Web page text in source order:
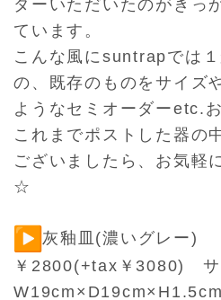
ダーいただいたのがきっ
ています。
こんな風にsuntrapでは
の、既存のものをサイズ
ようなセミオーダーetc.
これまでポストした器の
ございましたら、お気軽
☆
灰釉皿(濃いグレー)
￥2800(+tax￥3080) サ
W19cm×D19cm×H1.5cm